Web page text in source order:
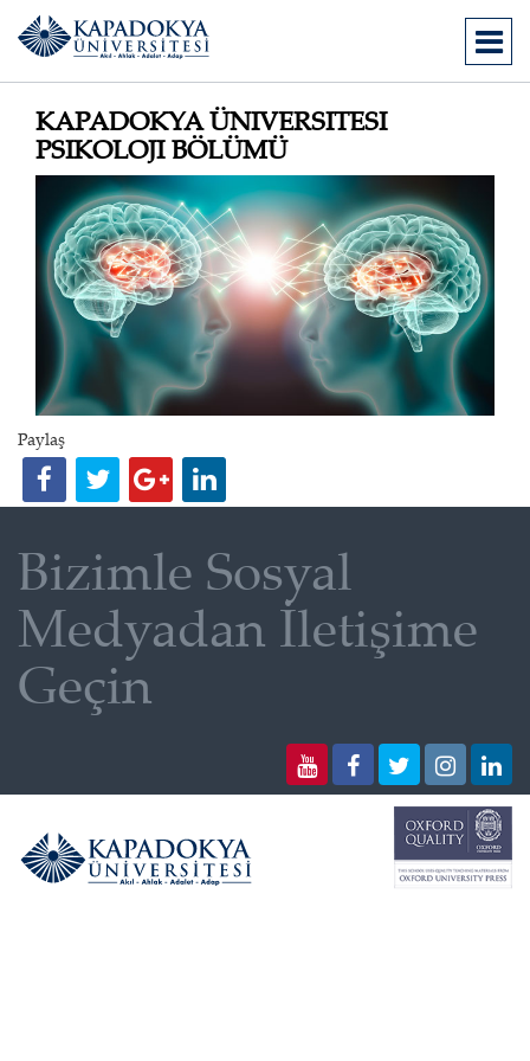
KAPADOKYA ÜNIVERSITESI
PSIKOLOJI BÖLÜMÜ
Paylaş
Bizimle Sosyal
Medyadan İletişime
Geçin